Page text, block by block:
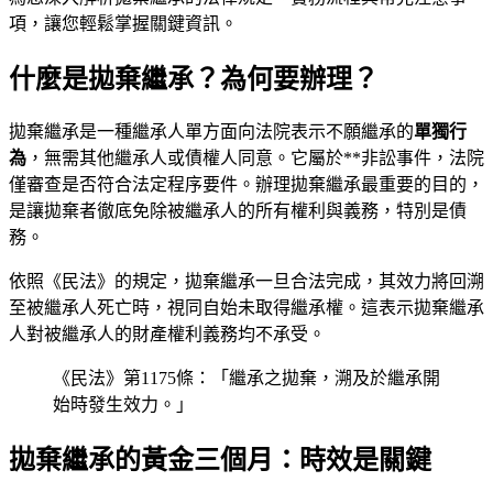
項，讓您輕鬆掌握關鍵資訊。
什麼是拋棄繼承？為何要辦理？
拋棄繼承是一種繼承人單方面向法院表示不願繼承的單獨行
為 ，無需其他繼承人或債權人同意。它屬於**非訟事件，法院
僅審查是否符合法定程序要件。辦理拋棄繼承最重要的目的，
是讓拋棄者徹底免除被繼承人的所有權利與義務，特別是債
務。
依照《民法》的規定，拋棄繼承一旦合法完成，其效力將回溯
至被繼承人死亡時，視同自始未取得繼承權。這表示拋棄繼承
人對被繼承人的財產權利義務均不承受。
《民法》第1175條：「繼承之拋棄，溯及於繼承開
始時發生效力。」
拋棄繼承的黃金三個月：時效是關鍵